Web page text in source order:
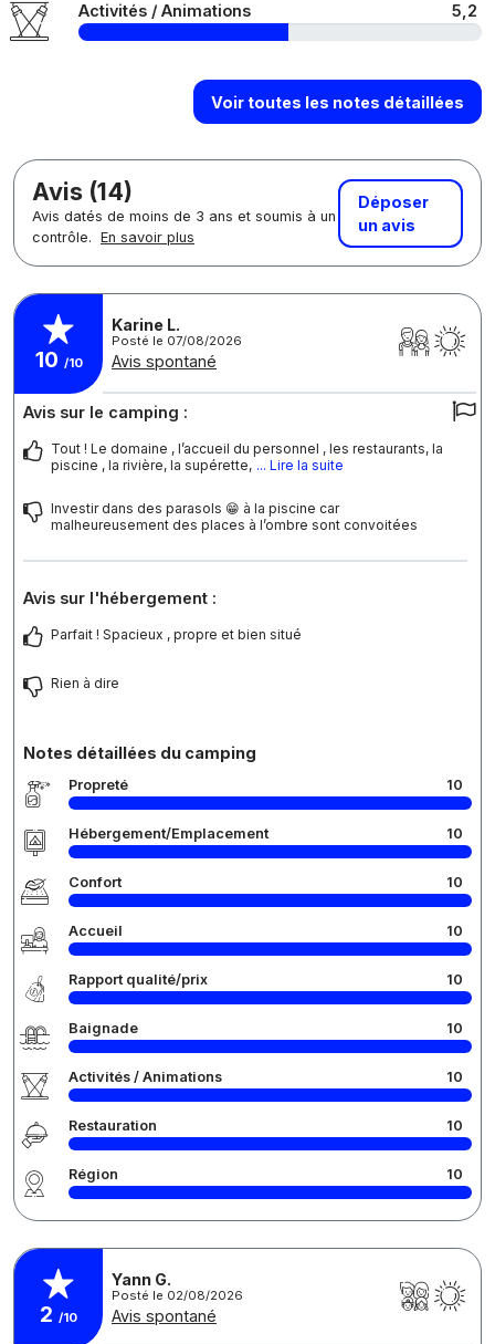
Activités / Animations 5,2
Voir toutes les notes détaillées
Avis (14)
Avis datés de moins de 3 ans et soumis à un
contrôle. En savoir plus
Déposer
un avis
10 /10
Karine L.
Posté le 07/08/2026
Avis spontané
Avis sur le camping :
Tout ! Le domaine , l’accueil du personnel , les restaurants, la
piscine , la rivière, la supérette, ... Lire la suite
Investir dans des parasols 😁 à la piscine car
malheureusement des places à l’ombre sont convoitées
Avis sur l'hébergement :
Parfait ! Spacieux , propre et bien situé
Rien à dire
Notes détaillées du camping
Propreté 10
Hébergement/Emplacement 10
Confort 10
Accueil 10
Rapport qualité/prix 10
Baignade 10
Activités / Animations 10
Restauration 10
Région 10
2 /10
Yann G.
Posté le 02/08/2026
Avis spontané